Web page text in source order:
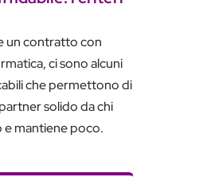
un contratto con
ci sono alcuni
che permettono di
solido da chi
mantiene poco.